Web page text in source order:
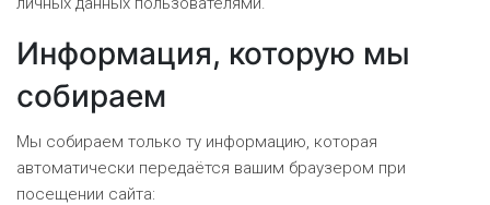
Информация, которую мы
собираем
Мы собираем только ту информацию, которая
автоматически передаётся вашим браузером при
посещении сайта: